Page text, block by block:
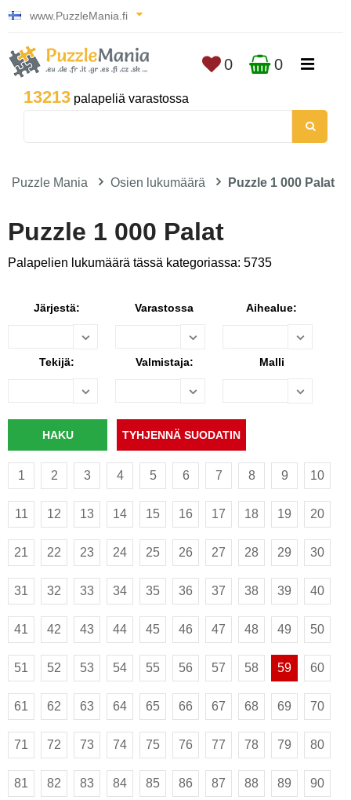
www.PuzzleMania.fi
13213 palapeliä varastossa
0 0
Puzzle Mania Osien lukumäärä Puzzle 1 000 Palat
Puzzle 1 000 Palat
Palapelien lukumäärä tässä kategoriassa: 5735
Järjestä: Varastossa Aihealue:
Tekijä: Valmistaja: Malli
1 2 3 4 5 6 7 8 9 10
11 12 13 14 15 16 17 18 19 20
21 22 23 24 25 26 27 28 29 30
31 32 33 34 35 36 37 38 39 40
41 42 43 44 45 46 47 48 49 50
51 52 53 54 55 56 57 58 59 60
61 62 63 64 65 66 67 68 69 70
71 72 73 74 75 76 77 78 79 80
81 82 83 84 85 86 87 88 89 90